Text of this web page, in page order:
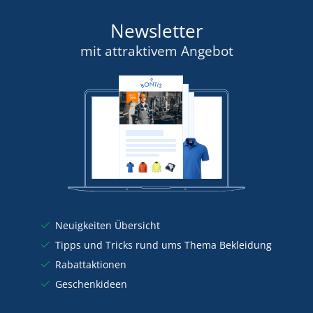
Newsletter
mit attraktivem Angebot
Neuigkeiten Übersicht
Tipps und Tricks rund ums Thema Bekleidung
Rabattaktionen
Geschenkideen